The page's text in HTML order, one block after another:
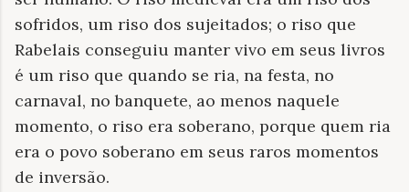
sofridos, um riso dos sujeitados; o riso que
Rabelais conseguiu manter vivo em seus livros
é um riso que quando se ria, na festa, no
carnaval, no banquete, ao menos naquele
momento, o riso era soberano, porque quem ria
era o povo soberano em seus raros momentos
de inversão.